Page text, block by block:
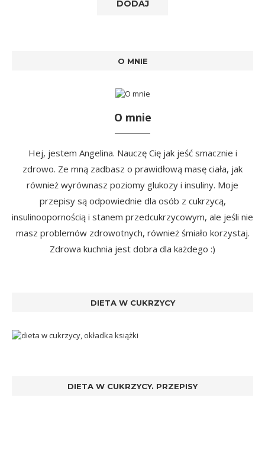
O MNIE
O mnie
Hej, jestem Angelina. Nauczę Cię jak jeść smacznie i
zdrowo. Ze mną zadbasz o prawidłową masę ciała, jak
również wyrównasz poziomy glukozy i insuliny. Moje
przepisy są odpowiednie dla osób z cukrzycą,
insulinoopornością i stanem przedcukrzycowym, ale jeśli nie
masz problemów zdrowotnych, również śmiało korzystaj.
Zdrowa kuchnia jest dobra dla każdego :)
DIETA W CUKRZYCY
DIETA W CUKRZYCY. PRZEPISY